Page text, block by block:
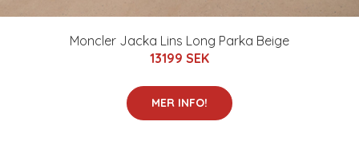
Moncler Jacka Lins Long Parka Beige
13199 SEK
MER INFO!